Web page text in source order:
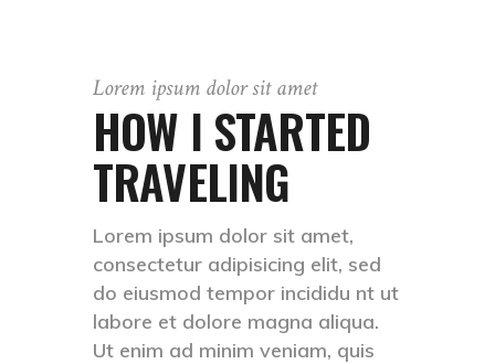
Lorem ipsum dolor sit amet
HOW I STARTED
TRAVELING
Lorem ipsum dolor sit amet,
consectetur adipisicing elit, sed
do eiusmod tempor incididu nt ut
labore et dolore magna aliqua.
Ut enim ad minim veniam, quis